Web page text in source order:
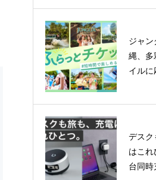
ジャン
縄、多
イルに
「ふ
化
デスク
はこれ
台同時